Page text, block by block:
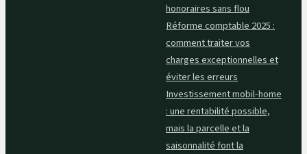
honoraires sans flou
Réforme comptable 2025 :
comment traiter vos
charges exceptionnelles et
éviter les erreurs
Investissement mobil-home
: une rentabilité possible,
mais la parcelle et la
saisonnalité font la